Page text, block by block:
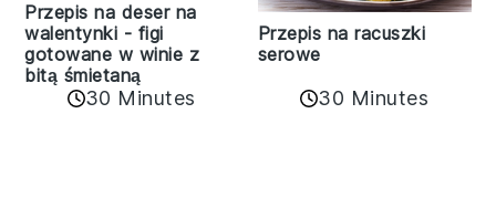
Przepis na deser na
walentynki - figi
gotowane w winie z
bitą śmietaną
30 Minutes
Przepis na racuszki
serowe
30 Minutes